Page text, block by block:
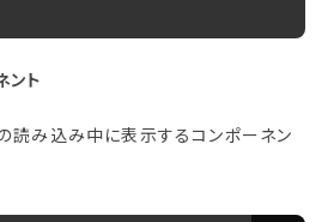
ント
読み込み中に表示するコンポーネン